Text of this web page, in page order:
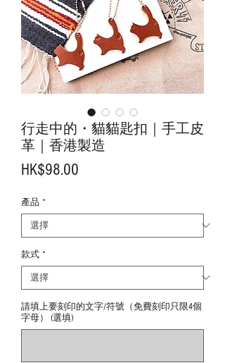
行走中的・貓貓匙扣｜手工皮
革｜香港製造
HK$98.00
產品 *
款式 *
請填上要刻印的文字/符號（免費刻印只限4個
字母） (選填)